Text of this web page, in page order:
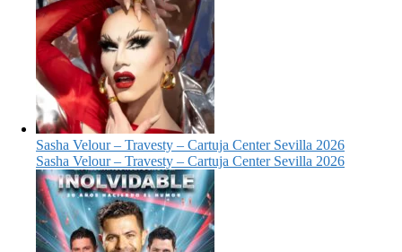
Sasha Velour – Travesty – Cartuja Center Sevilla 2026
Sasha Velour – Travesty – Cartuja Center Sevilla 2026